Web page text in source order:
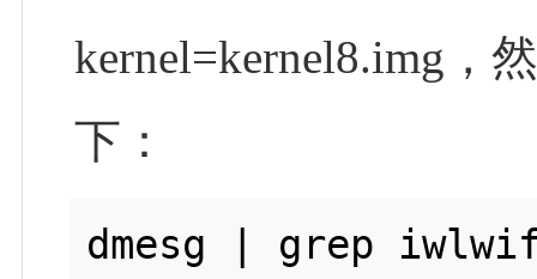
kernel=kernel8.img，
下：
dmesg | grep